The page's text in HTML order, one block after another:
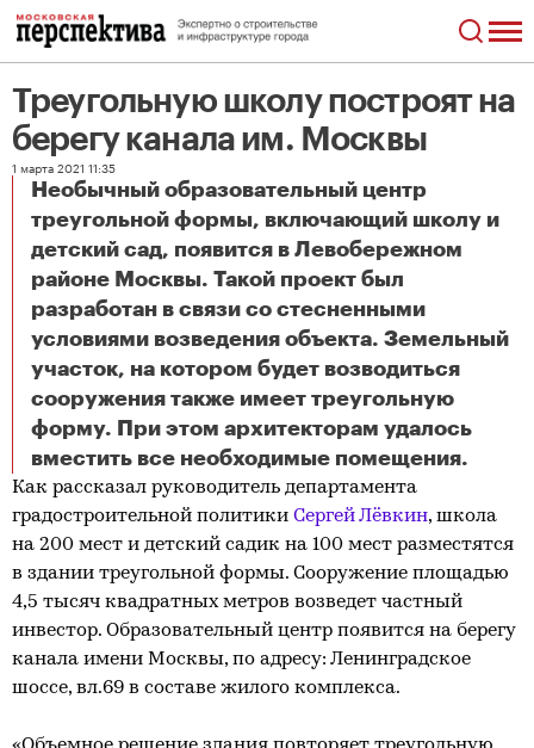
Треугольную школу построят на
берегу канала им. Москвы
1 марта 2021 11:35
Необычный образовательный центр
треугольной формы, включающий школу и
детский сад, появится в Левобережном
районе Москвы. Такой проект был
разработан в связи со стесненными
условиями возведения объекта. Земельный
участок, на котором будет возводиться
сооружения также имеет треугольную
форму. При этом архитекторам удалось
вместить все необходимые помещения.
Как рассказал руководитель департамента
градостроительной политики Сергей Лёвкин, школа
на 200 мест и детский садик на 100 мест разместятся
в здании треугольной формы. Сооружение площадью
4,5 тысяч квадратных метров возведет частный
инвестор. Образовательный центр появится на берегу
канала имени Москвы, по адресу: Ленинградское
шоссе, вл.69 в составе жилого комплекса.